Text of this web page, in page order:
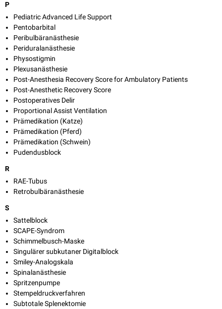
P
Pediatric Advanced Life Support
Pentobarbital
Peribulbäranästhesie
Periduralanästhesie
Physostigmin
Plexusanästhesie
Post-Anesthesia Recovery Score for Ambulatory Patients
Post-An­es­the­tic Recove­ry Sco­re
Postoperatives Delir
Proportional Assist Ventilation
Prämedikation (Katze)
Prämedikation (Pferd)
Prämedikation (Schwein)
Pudendusblock
R
RAE-Tubus
Retrobulbäranästhesie
S
Sattelblock
SCAPE-Syndrom
Schimmelbusch-Maske
Singulärer subkutaner Digitalblock
Smiley-Analogskala
Spinalanästhesie
Spritzenpumpe
Stempeldruckverfahren
Subtotale Splenektomie